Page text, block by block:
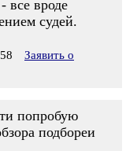
все вроде
судей.
Заявить о
попробую
подбореи